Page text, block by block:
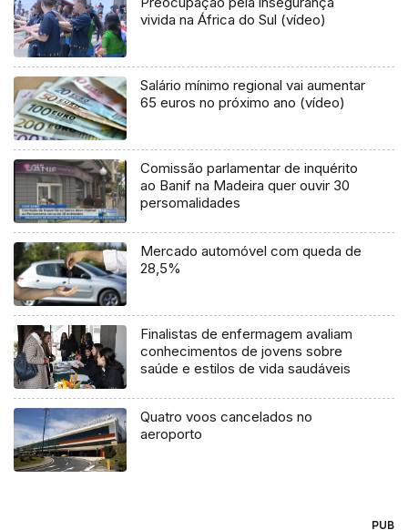
vivida na África do Sul (vídeo)
Salário mínimo regional vai aumentar
65 euros no próximo ano (vídeo)
Comissão parlamentar de inquérito
ao Banif na Madeira quer ouvir 30
persomalidades
Mercado automóvel com queda de
28,5%
Finalistas de enfermagem avaliam
conhecimentos de jovens sobre
saúde e estilos de vida saudáveis
Quatro voos cancelados no
aeroporto
PUB